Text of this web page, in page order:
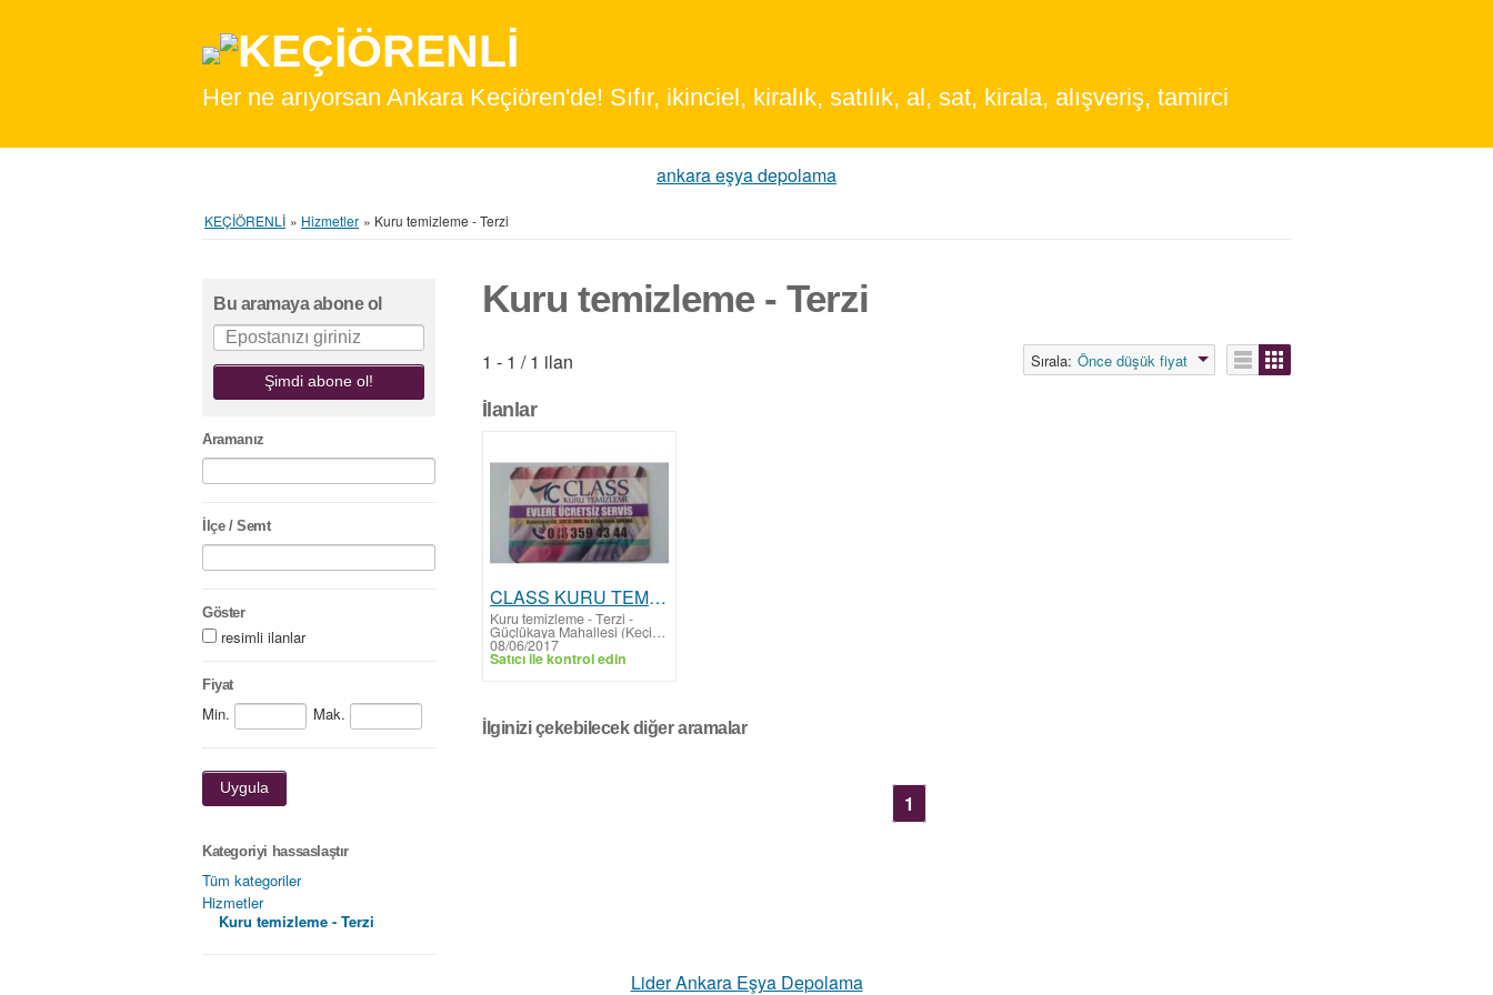
Her ne arıyorsan Ankara Keçiören'de! Sıfır, ikinciel, kiralık, satılık, al, sat, kirala, alışveriş, tamirci
ankara eşya depolama
KEÇİÖRENLİ » Hizmetler » Kuru temizleme - Terzi
Bu aramaya abone ol
Şimdi abone ol!
Aramanız
İlçe / Semt
Göster
resimli ilanlar
Fiyat
Min. Mak.
Uygula
Kategoriyi hassaslaştır
Tüm kategoriler
Hizmetler
Kuru temizleme - Terzi
Kuru temizleme - Terzi
1 - 1 / 1 ilan Sırala: Önce düşük fiyat
İlanlar
CLASS KURU TEMİZLEME, KEÇİÖREN KIZLARPINARI ADESE AVM
Kuru temizleme - Terzi -
Güçlükaya Mahallesi (Keçiören)
08/06/2017
Satıcı ile kontrol edin
İlginizi çekebilecek diğer aramalar
1
Lider Ankara Eşya Depolama